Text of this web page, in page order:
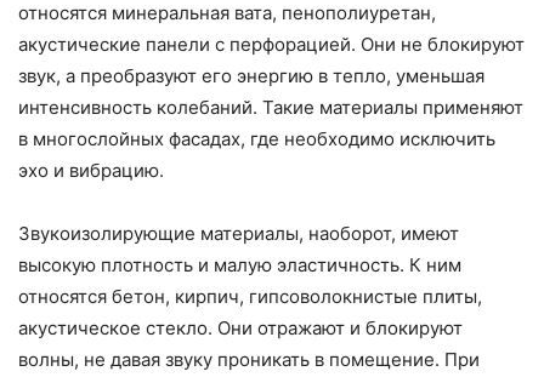
относятся минеральная вата, пенополиуретан,
акустические панели с перфорацией. Они не блокируют
звук, а преобразуют его энергию в тепло, уменьшая
интенсивность колебаний. Такие материалы применяют
в многослойных фасадах, где необходимо исключить
эхо и вибрацию.
Звукоизолирующие материалы, наоборот, имеют
высокую плотность и малую эластичность. К ним
относятся бетон, кирпич, гипсоволокнистые плиты,
акустическое стекло. Они отражают и блокируют
волны, не давая звуку проникать в помещение. При